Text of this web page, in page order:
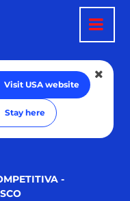
Visit USA website
Stay here
-